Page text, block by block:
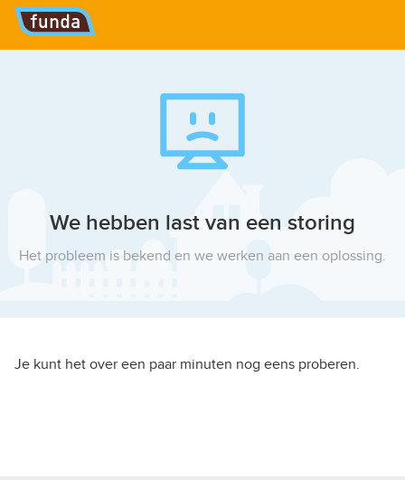
Hoofdmenu
We hebben last van een storing
Het probleem is bekend en we werken aan een oplossing.
Je kunt het over een paar minuten nog eens proberen.